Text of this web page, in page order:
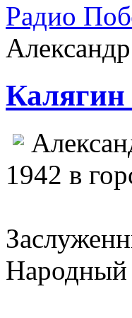
Радио
Калягин
1942 в